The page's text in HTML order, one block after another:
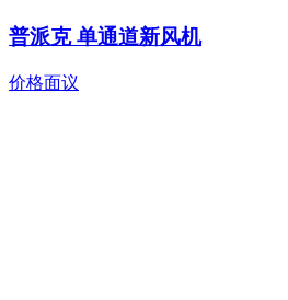
普派克 单通道新风机
价格面议